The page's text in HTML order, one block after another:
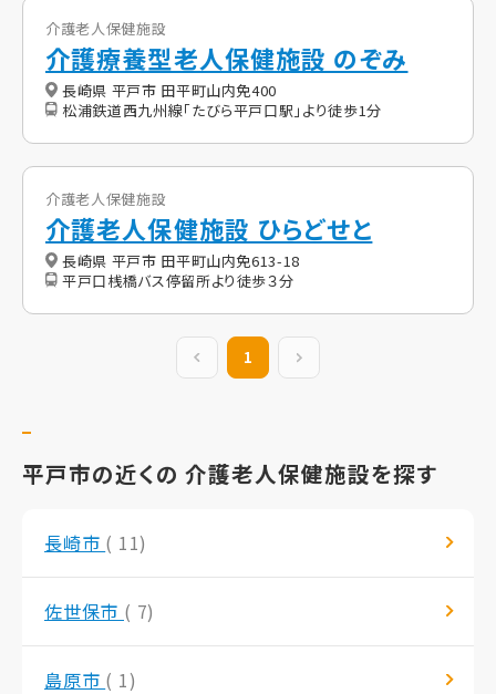
介護老人保健施設
介護療養型老人保健施設 のぞみ
長崎県 平戸市 田平町山内免400
松浦鉄道西九州線「たびら平戸口駅」より徒歩1分
介護老人保健施設
介護老人保健施設 ひらどせと
長崎県 平戸市 田平町山内免613-18
平戸口桟橋バス停留所より徒歩３分
前の20件
1
平戸市の近くの 介護老人保健施設を探す
長崎市 ( 11)
佐世保市 ( 7)
島原市 ( 1)